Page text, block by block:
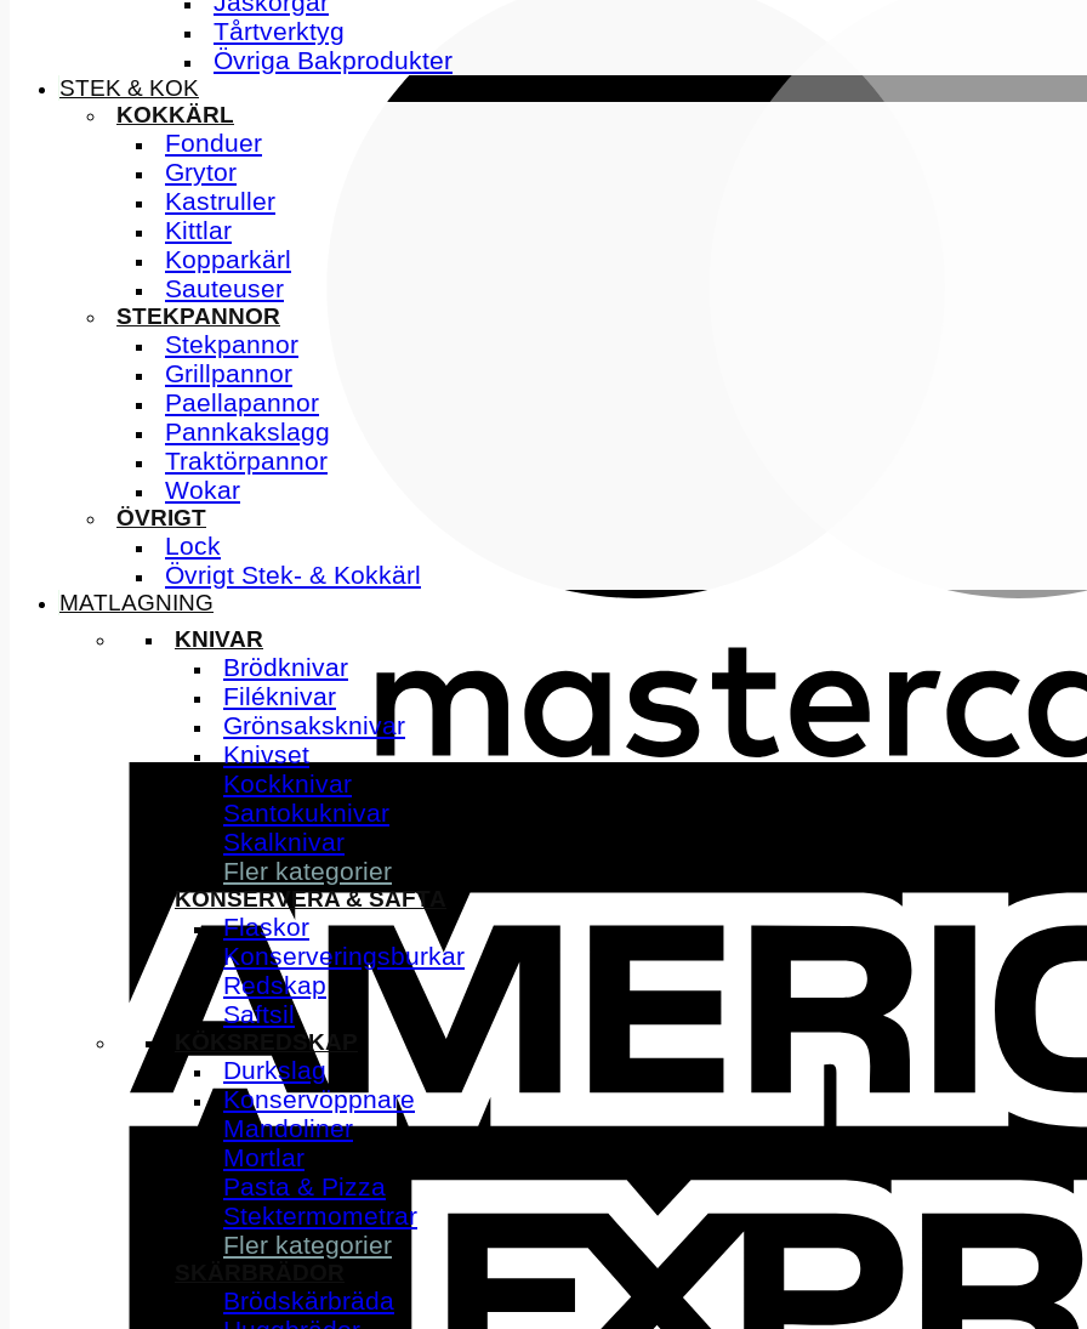
Tårtverktyg
Övriga Bakprodukter
STEK & KOK
KOKKÄRL
Fonduer
Grytor
Kastruller
Kittlar
Kopparkärl
Sauteuser
STEKPANNOR
Stekpannor
Grillpannor
Paellapannor
Pannkakslagg
Traktörpannor
Wokar
ÖVRIGT
Lock
Övrigt Stek- & Kokkärl
MATLAGNING
KNIVAR
Brödknivar
Filéknivar
Grönsaksknivar
Knivset
Kockknivar
Santokuknivar
Skalknivar
Fler kategorier
KONSERVERA & SAFTA
Flaskor
Konserveringsburkar
Redskap
Saftsil
KÖKSREDSKAP
Durkslag
Konservöppnare
Mandoliner
Mortlar
Pasta & Pizza
Stektermometrar
Fler kategorier
Brödskärbräda